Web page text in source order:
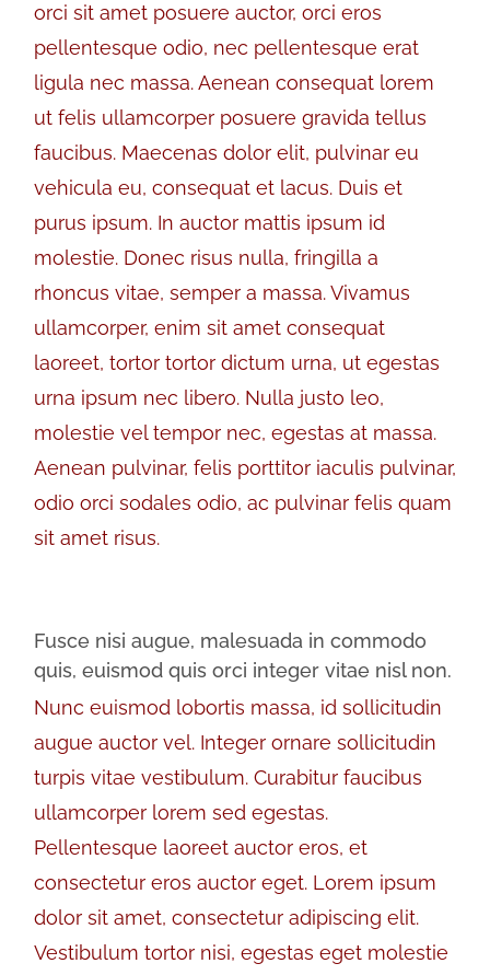
orci sit amet posuere auctor, orci eros
pellentesque odio, nec pellentesque erat
ligula nec massa. Aenean consequat lorem
ut felis ullamcorper posuere gravida tellus
faucibus. Maecenas dolor elit, pulvinar eu
vehicula eu, consequat et lacus. Duis et
purus ipsum. In auctor mattis ipsum id
molestie. Donec risus nulla, fringilla a
rhoncus vitae, semper a massa. Vivamus
ullamcorper, enim sit amet consequat
laoreet, tortor tortor dictum urna, ut egestas
urna ipsum nec libero. Nulla justo leo,
molestie vel tempor nec, egestas at massa.
Aenean pulvinar, felis porttitor iaculis pulvinar,
odio orci sodales odio, ac pulvinar felis quam
sit amet risus.
Fusce nisi augue, malesuada in commodo
quis, euismod quis orci integer vitae nisl non.
Nunc euismod lobortis massa, id sollicitudin
augue auctor vel. Integer ornare sollicitudin
turpis vitae vestibulum. Curabitur faucibus
ullamcorper lorem sed egestas.
Pellentesque laoreet auctor eros, et
consectetur eros auctor eget. Lorem ipsum
dolor sit amet, consectetur adipiscing elit.
Vestibulum tortor nisi, egestas eget molestie